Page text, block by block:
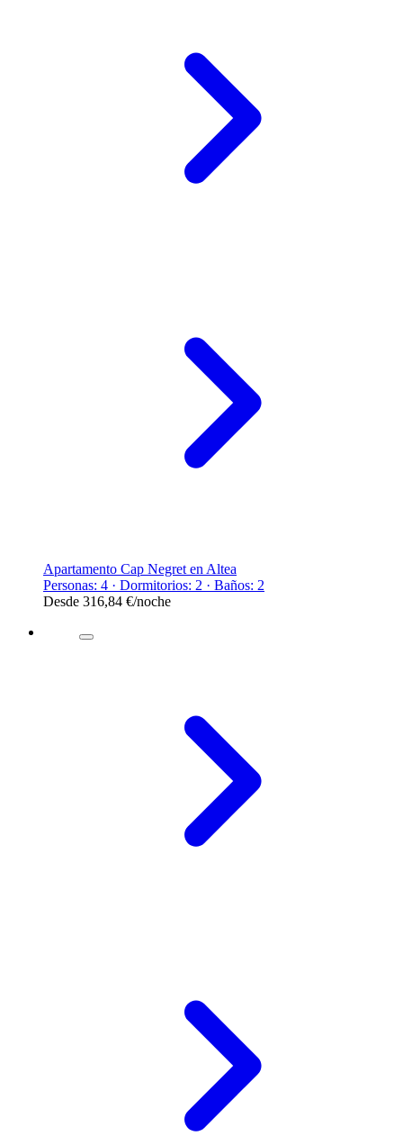
Apartamento Cap Negret en Altea
Personas: 4 · Dormitorios: 2 · Baños: 2
Desde 316,84 €/noche